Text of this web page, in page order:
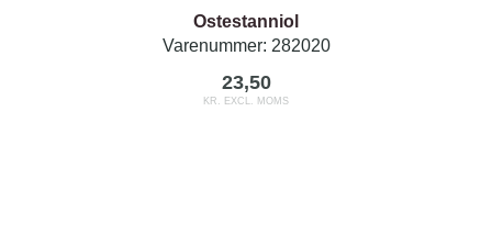
Ostestanniol
Varenummer: 282020
23,50
KR. EXCL. MOMS